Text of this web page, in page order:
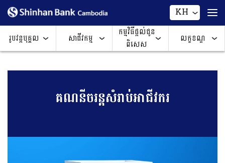
KH
រូបវន្តបុគ្គល សាជីវកម្ម
កម្មវិធីផ្តល់ជូន
ពិសេស
លក្ខខណ្ឌ
គណនីចរន្តសំរាប់អាជីវករ